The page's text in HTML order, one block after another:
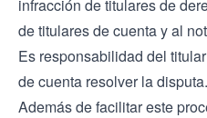
infracción de titulares de
de titulares de cuenta y al
Es responsabilidad del
de cuenta resolver la disputa.
Además de facilitar este